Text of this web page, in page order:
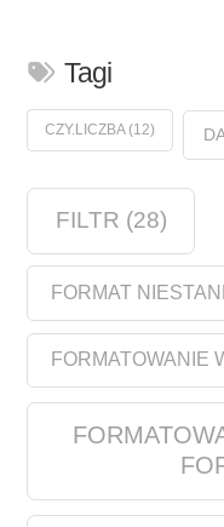
Tagi
CZY.LICZBA(12)
FILTR (28)
FORMAT
FORMATOWANIE